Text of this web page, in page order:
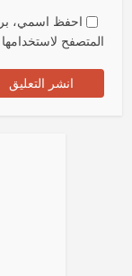
احفظ اسمي،
المتصفح